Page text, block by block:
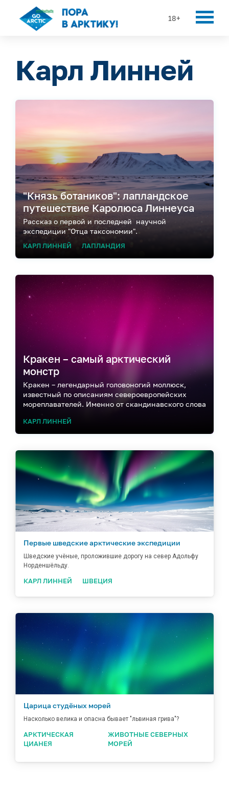
18+
Карл Линней
"Князь ботаников": лапландское
путешествие Каролюса Линнеуса
Рассказ о первой и последней научной
экспедиции "Отца таксономии".
КАРЛ ЛИННЕЙ ЛАПЛАНДИЯ
Кракен – самый арктический
монстр
Кракен – легендарный головоногий моллюск,
известный по описаниям североевропейских
мореплавателей. Именно от скандинавского слова
характеристика щупалец) он получил свое имя.
Существуют средневековые и более поздние
преимущественно, в арктических водах
Гренландии, Исландии и Норвегии.
КАРЛ ЛИННЕЙ
Первые шведские арктические экспедиции
Шведские учёные, проложившие дорогу на север Адольфу
Норденшёльду.
КАРЛ ЛИННЕЙ ШВЕЦИЯ
Царица студёных морей
Насколько велика и опасна бывает "львиная грива"?
АРКТИЧЕСКАЯ
ЦИАНЕЯ
ЖИВОТНЫЕ СЕВЕРНЫХ
МОРЕЙ